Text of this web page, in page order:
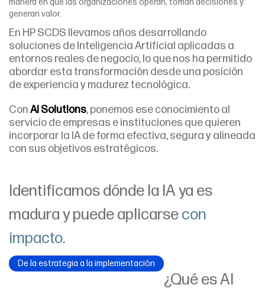
manera en que las organizaciones operan, toman decisiones y
generan valor.
En HP SCDS llevamos años desarrollando
soluciones de Inteligencia Artificial aplicadas a
entornos reales de negocio, lo que nos ha permitido
abordar esta transformación desde una posición
de experiencia y madurez tecnológica.
ConAI Solutions, ponemos ese conocimiento al
servicio de empresas e instituciones que quieren
incorporar la IA de forma efectiva, segura y alineada
con sus objetivos estratégicos.
Identificamos dónde la IA ya es
madura y puede aplicarsecon
impacto.
De la estrategia a la implementación
¿Qué es AI